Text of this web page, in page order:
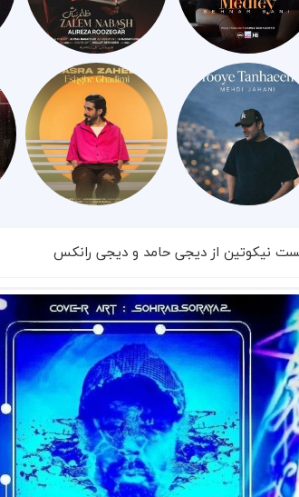
نیکوتین از دیجی حامد و دیجی رانکس